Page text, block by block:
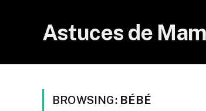
Astuces de
BROWSING: BÉBÉ